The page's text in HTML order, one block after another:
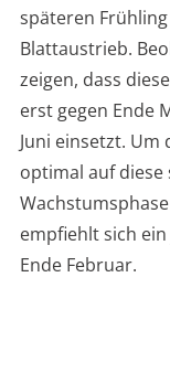
späteren
Blattaustrieb.
zeigen, dass
erst gegen Ende
Juni einsetzt. Um
optimal auf diese
empfiehlt sich
Ende Februar.